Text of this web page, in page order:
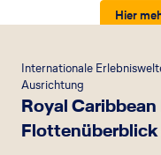
Hier
Internationale
Ausrichtung
Royal
Flottenüberblick